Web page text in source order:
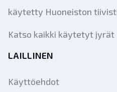
käytetty Huoneiston
Katso kaikki käytetyt jyrät
LAILLINEN
Käyttöehdot